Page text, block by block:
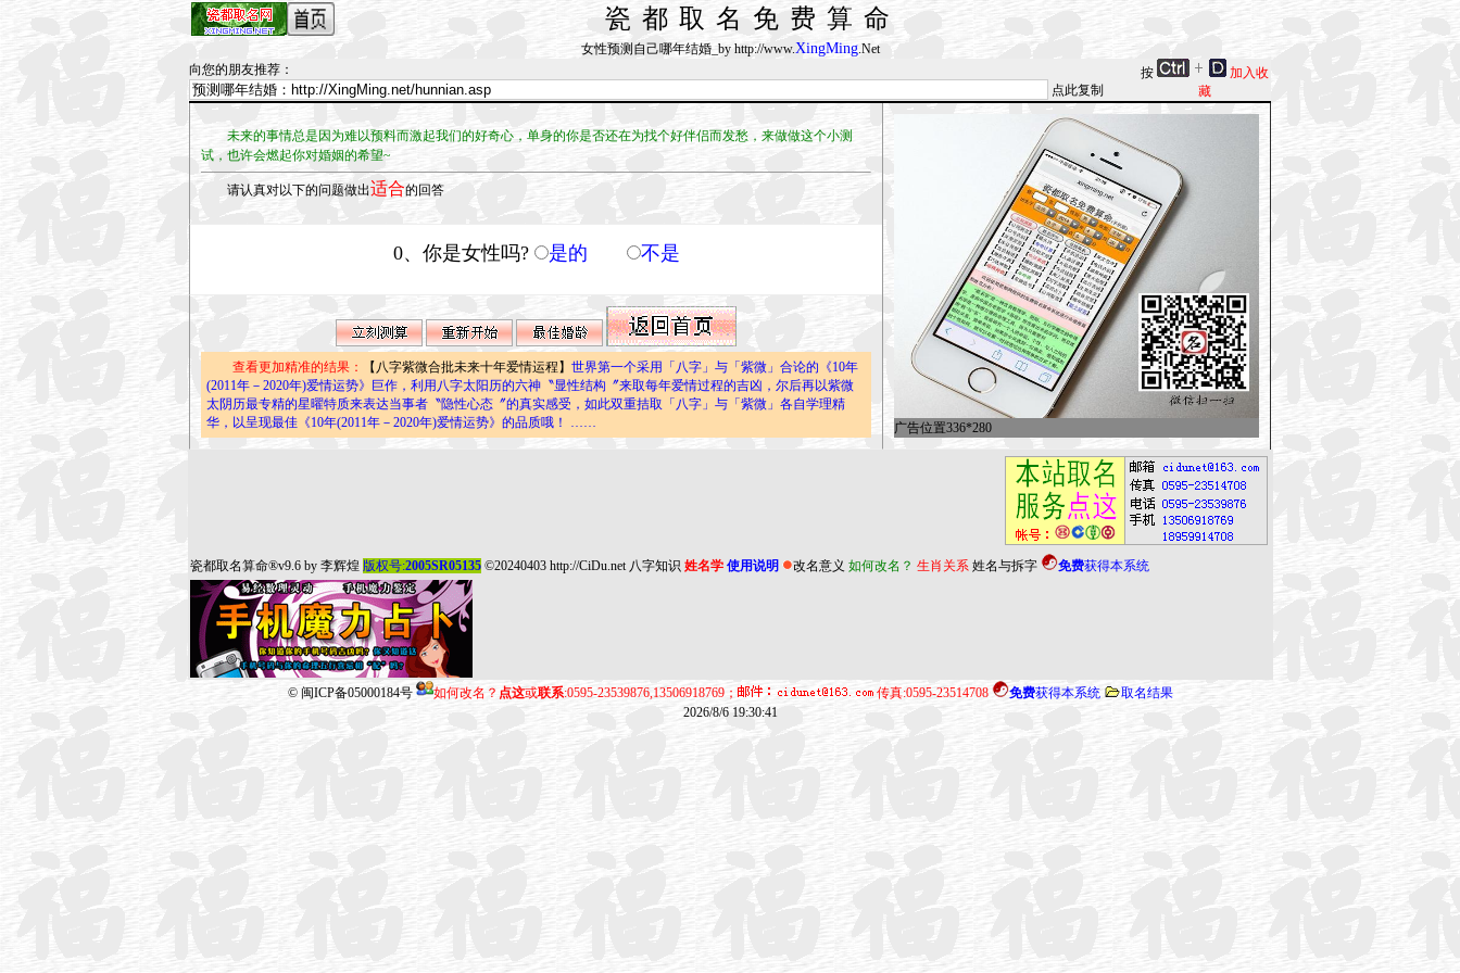
瓷都取名免费算命
女性预测自己哪年结婚_by http://www.XingMing.Net
向您的朋友推荐 ：
点此复制
按
加入收
藏
未来的事情总是因为难以预料而激起我们的好奇心，单身的你是否还在为找个好伴侣而发愁，来做做这个小测
试，也许会燃起你对婚姻的希望~
请认真对以下的问题做出适合的回答
广告位置336*280
0、你是女性吗? 是的 不是
查看更加精准的结果： 【八字紫微合批未来十年爱情运程】 世界第一个采用「八字」与「紫微」合论的《10年
(2011年－2020年)爱情运势》巨作，利用八字太阳历的六神〝显性结构〞来取每年爱情过程的吉凶，尔后再以紫微
太阴历最专精的星曜特质来表达当事者〝隐性心态〞的真实感受，如此双重拮取「八字」与「紫微」各自学理精
华，以呈现最佳《10年(2011年－2020年)爱情运势》的品质哦！ ……
瓷都取名算命®v9.6 by 李辉煌 版权号:2005SR05135©20240403 http://CiDu.net 八字知识 姓名学 使用说明 改名意义 如何改名？ 生肖关系 姓名与拆字 免费获得本系统
© 闽ICP备05000184号 如何改名？ 点这或联系:0595-23539876,13506918769； 传真:0595-23514708 免费获得本系统
取名结果
2026/8/6 19:30:41